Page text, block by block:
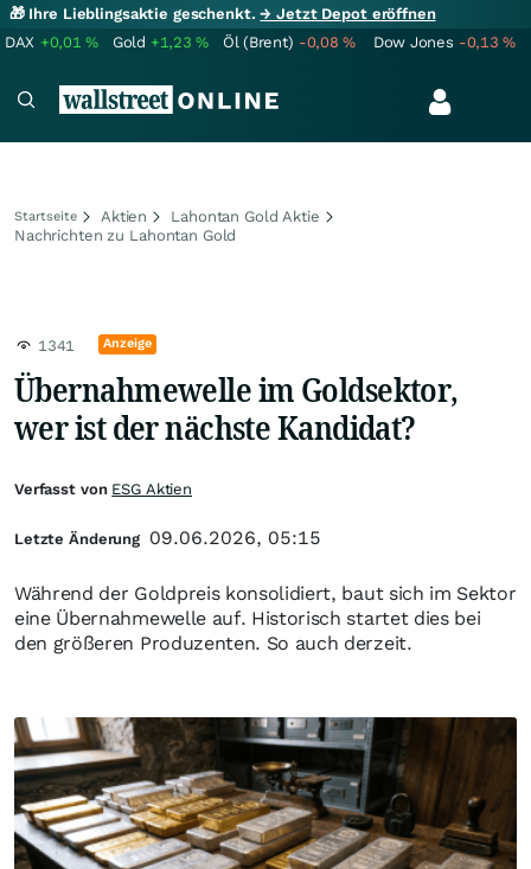
🎁 Ihre Lieblingsaktie geschenkt.→ Jetzt Depot eröffnen
DAX +0,01% Gold +1,23% Öl (Brent) -0,08% Dow Jones -0,13%
Startseite Aktien
Lahontan Gold Aktie
Nachrichten zu Lahontan Gold
1341 Anzeige
Übernahmewelle im Goldsektor,
wer ist der nächste Kandidat?
Während der Goldpreis konsolidiert, baut sich im Sektor
eine Übernahmewelle auf. Historisch startet dies bei
den größeren Produzenten. So auch derzeit.
Verfasst von ESG Aktien
Letzte Änderung 09.06.2026, 05:15